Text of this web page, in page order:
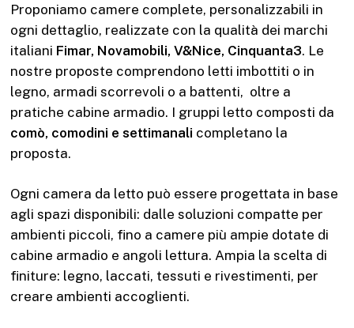
Proponiamo camere complete, personalizzabili in
ogni dettaglio, realizzate con la qualità dei marchi
italiani Fimar, Novamobili, V&Nice, Cinquanta3. Le
nostre proposte comprendono letti imbottiti o in
legno, armadi scorrevoli o a battenti, oltre a
pratiche cabine armadio. I gruppi letto composti da
comò, comodini e settimanali completano la
proposta.
Ogni camera da letto può essere progettata in base
agli spazi disponibili: dalle soluzioni compatte per
ambienti piccoli, fino a camere più ampie dotate di
cabine armadio e angoli lettura. Ampia la scelta di
finiture: legno, laccati, tessuti e rivestimenti, per
creare ambienti accoglienti.